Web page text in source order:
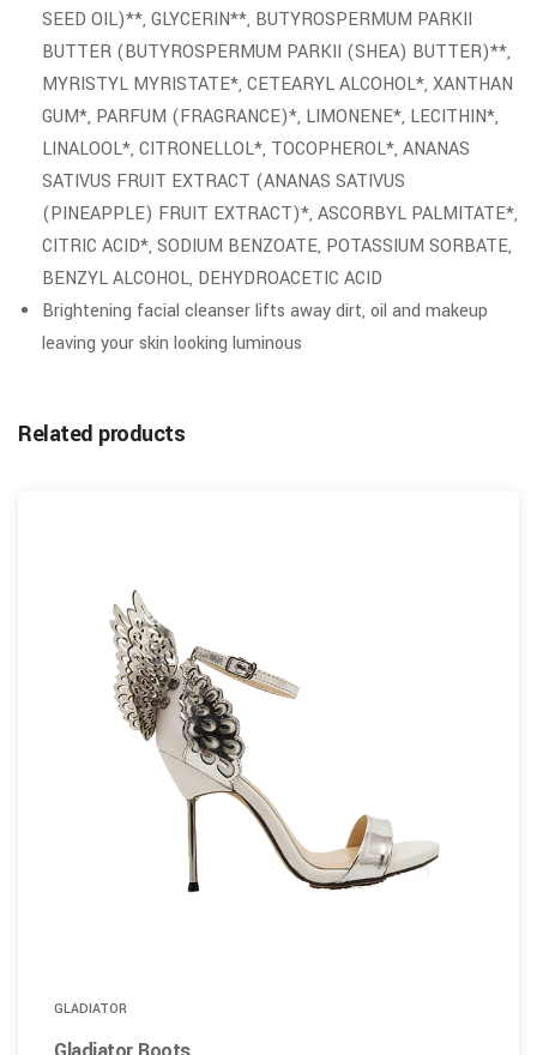
SEED OIL)**, GLYCERIN**, BUTYROSPERMUM PARKII
BUTTER (BUTYROSPERMUM PARKII (SHEA) BUTTER)**,
MYRISTYL MYRISTATE*, CETEARYL ALCOHOL*, XANTHAN
GUM*, PARFUM (FRAGRANCE)*, LIMONENE*, LECITHIN*,
LINALOOL*, CITRONELLOL*, TOCOPHEROL*, ANANAS
SATIVUS FRUIT EXTRACT (ANANAS SATIVUS
(PINEAPPLE) FRUIT EXTRACT)*, ASCORBYL PALMITATE*,
CITRIC ACID*, SODIUM BENZOATE, POTASSIUM SORBATE,
BENZYL ALCOHOL, DEHYDROACETIC ACID
Brightening facial cleanser lifts away dirt, oil and makeup
leaving your skin looking luminous
Related products
GLADIATOR